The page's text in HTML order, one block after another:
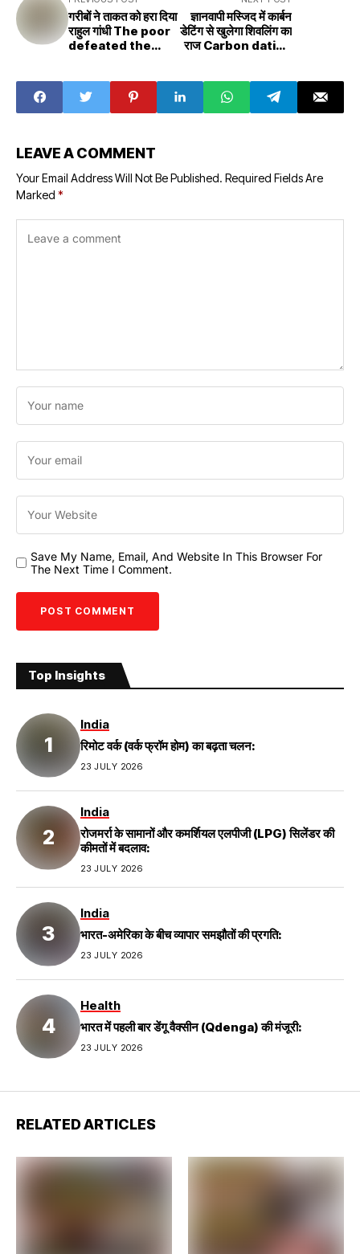
गरीबों ने ताकत को हरा दिया
राहुल गांधी The poor
defeated the
ज्ञानवापी मस्जिद में कार्बन
डेटिंग से खुलेगा शिवलिंग का
राज Carbon dating
in Gyanvapi
Masjid
LEAVE A COMMENT
Your Email Address Will Not Be Published. Required Fields Are
Marked *
Save My Name, Email, And Website In This Browser For
The Next Time I Comment.
Top Insights
India
रिमोट वर्क (वर्क फ्रॉम होम) का बढ़ता चलन:
23 JULY 2026
India
रोजमर्रा के सामानों और कमर्शियल एलपीजी (LPG) सिलेंडर की
कीमतों में बदलाव:
23 JULY 2026
India
भारत-अमेरिका के बीच व्यापार समझौतों की प्रगति:
23 JULY 2026
Health
भारत में पहली बार डेंगू वैक्सीन (Qdenga) की मंजूरी:
23 JULY 2026
RELATED ARTICLES